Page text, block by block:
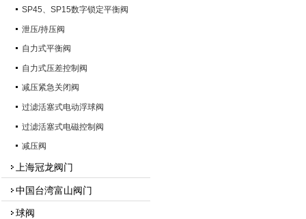
SP45、SP15数字锁定平衡阀
泄压/持压阀
自力式平衡阀
自力式压差控制阀
减压紧急关闭阀
过滤活塞式电动浮球阀
过滤活塞式电磁控制阀
减压阀
上海冠龙阀门
中国台湾富山阀门
球阀